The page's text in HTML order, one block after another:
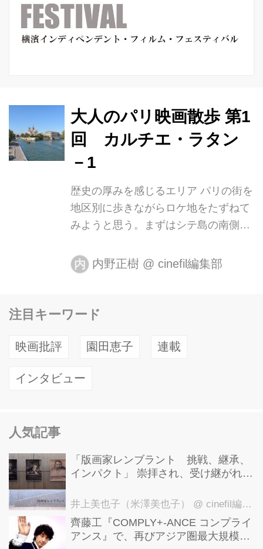
大人のパリ映画散歩 第1
回 カルチエ・ラタン
－1
歴史の厚みを感じるエリア パリの街を
地区別に歩きながらロケ地をたずねて
みようと思う。まずはシテ島の南側に
スしてみたい。カルチエ・ラタンの名
は、中世の時代に現在のサン＝ジェル
りにかけて多くの学寮が建てられ、各
間の共通言語としてラテン語が使用さ
の歴史は古く、ローマの支配下にあっ
大規模な共同浴場があったという。当
時の浴場跡が...
内 内野正樹 @ cinefil編集部
注目キーワード
映画批評 園田恵子 連載
インタビュー
人気記事
「版画家レンブラント 挑戦、継承、
インパクト」 崇拝され、受け継がれ、
洋美術館にて9月23日まで開催中！
井上美也子（米澤美也子） @ cinefil編集部
齊藤工『COMPLY+-ANCE コンプライ
アンス』で、再びアジア圏最大規模の